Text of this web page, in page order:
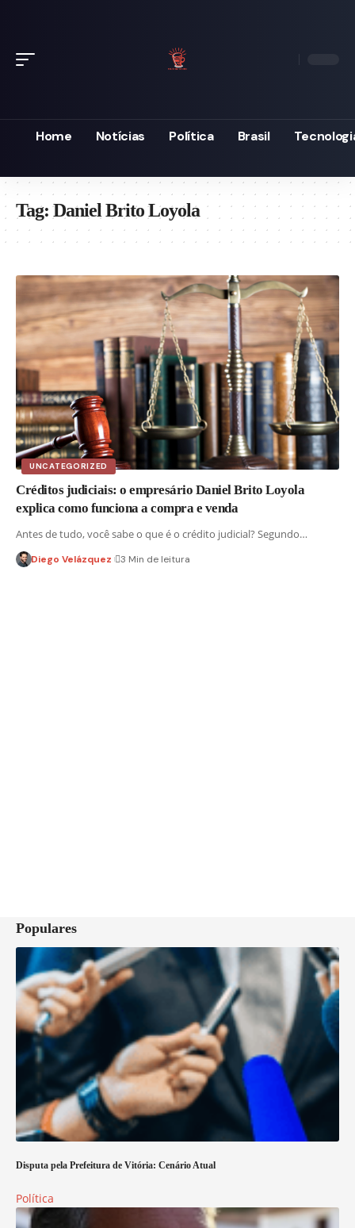
Home Notícias Política Brasil
Tag:Daniel Brito Loyola
UNCATEGORIZED
Créditos judiciais: o empresário Daniel Brito Loyola
explica como funciona a compra e venda
Antes de tudo, você sabe o que é o crédito judicial? Segundo…
Diego Velázquez 3 Min de leitura
Populares
Disputa pela Prefeitura de Vitória: Cenário Atual
Política